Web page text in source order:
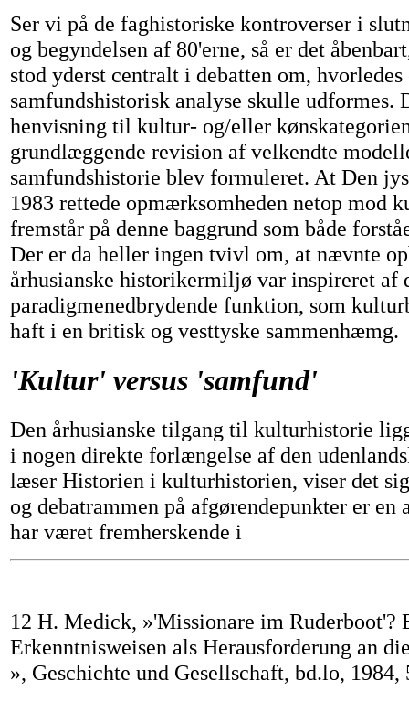
Ser vi på de faghistoriske kontroverser i
og begyndelsen af 80'erne, så er det
stod yderst centralt i debatten om, hvorledes
samfundshistorisk analyse skulle udformes.
henvisning til kultur- og/eller
grundlæggende revision af velkendte
samfundshistorie blev formuleret. At Den
1983 rettede opmærksomheden netop mod
fremstår på denne baggrund som både
Der er da heller ingen tvivl om, at nævnte
århusianske historikermiljø var inspireret af
paradigmenedbrydende funktion, som
haft i en britisk og vesttyske sammenhæmg.
'Kultur' versus 'samfund'
Den århusianske tilgang til kulturhistorie
i nogen direkte forlængelse af den
læser Historien i kulturhistorien, viser det
og debatrammen på afgørendepunkter er en
har været fremherskende i
12 H. Medick, »'Missionare im Ruderboot'?
Erkenntnisweisen als Herausforderung an
», Geschichte und Gesellschaft, bd.lo, 1984,